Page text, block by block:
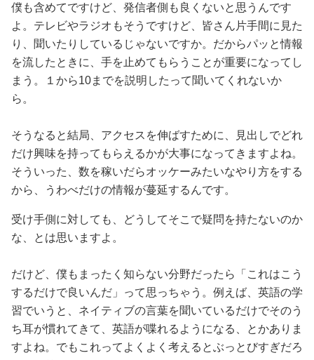
僕も含めてですけど、発信者側も良くないと思うんです
よ。テレビやラジオもそうですけど、皆さん片手間に見た
り、聞いたりしているじゃないですか。だからパッと情報
を流したときに、手を止めてもらうことが重要になってし
まう。１から10までを説明したって聞いてくれないか
ら。
そうなると結局、アクセスを伸ばすために、見出しでどれ
だけ興味を持ってもらえるかが大事になってきますよね。
そういった、数を稼いだらオッケーみたいなやり方をする
から、うわべだけの情報が蔓延するんです。
受け手側に対しても、どうしてそこで疑問を持たないのか
な、とは思いますよ。
だけど、僕もまったく知らない分野だったら「これはこう
するだけで良いんだ」って思っちゃう。例えば、英語の学
習でいうと、ネイティブの言葉を聞いているだけでそのう
ち耳が慣れてきて、英語が喋れるようになる、とかありま
すよね。でもこれってよくよく考えるとぶっとびすぎだろ